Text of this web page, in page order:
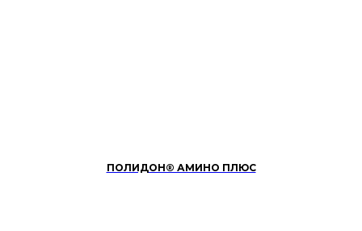
ПОЛИДОН® АМИНО ПЛЮС